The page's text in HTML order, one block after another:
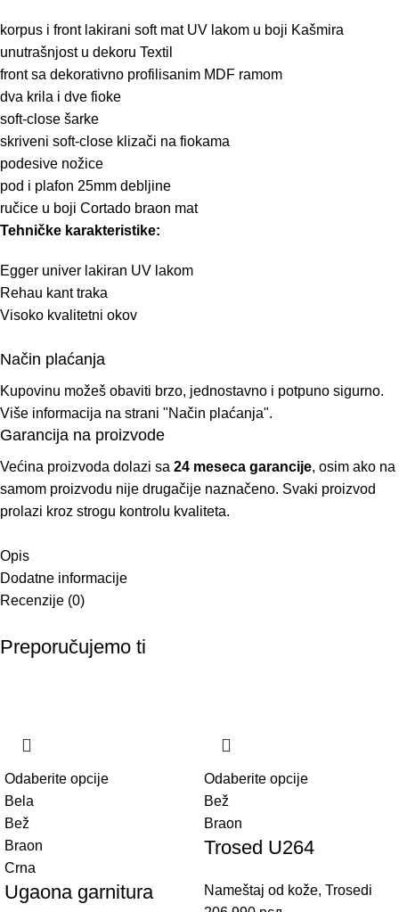
korpus i front lakirani soft mat UV lakom u boji Kašmira
unutrašnjost u dekoru Textil
front sa dekorativno profilisanim MDF ramom
dva krila i dve fioke
soft-close šarke
skriveni soft-close klizači na fiokama
podesive nožice
pod i plafon 25mm debljine
ručice u boji Cortado braon mat
Tehničke karakteristike:
Egger univer lakiran UV lakom
Rehau kant traka
Visoko kvalitetni okov
Način plaćanja
Kupovinu možeš obaviti brzo, jednostavno i potpuno sigurno.
Više informacija na strani "Način plaćanja".
Garancija na proizvode
Većina proizvoda dolazi sa 24 meseca garancije, osim ako na
samom proizvodu nije drugačije naznačeno. Svaki proizvod
prolazi kroz strogu kontrolu kvaliteta.
Opis
Dodatne informacije
Recenzije (0)
Preporučujemo ti
Odaberite opcije
Bela
Bež
Braon
Crna
Ugaona garnitura
Odaberite opcije
Bež
Braon
Trosed U264
Nameštaj od kože, Trosedi